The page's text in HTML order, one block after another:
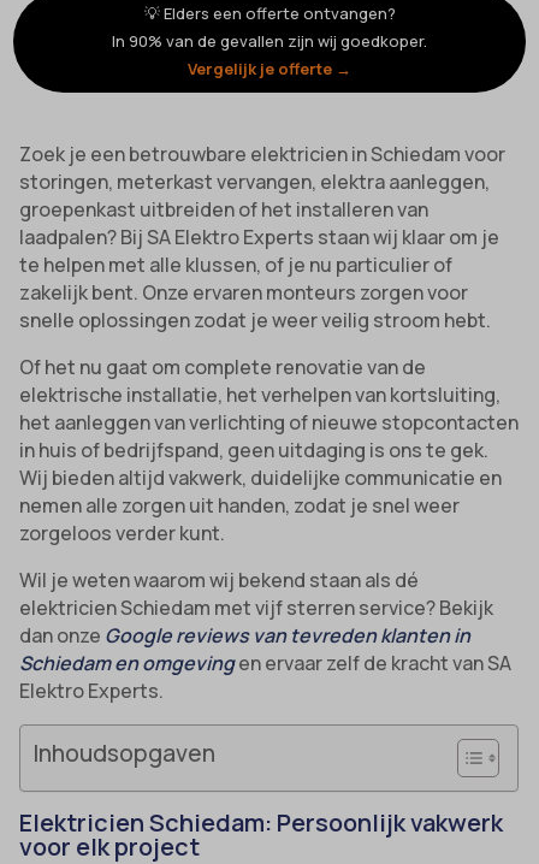
💡 Elders een offerte ontvangen?
In 90% van de gevallen zijn wij goedkoper.
Vergelijk je offerte →
Zoek je een betrouwbare elektricien in Schiedam voor
storingen, meterkast vervangen, elektra aanleggen,
groepenkast uitbreiden of het installeren van
laadpalen? Bij SA Elektro Experts staan wij klaar om je
te helpen met alle klussen, of je nu particulier of
zakelijk bent. Onze ervaren monteurs zorgen voor
snelle oplossingen zodat je weer veilig stroom hebt.
Of het nu gaat om complete renovatie van de
elektrische installatie, het verhelpen van kortsluiting,
het aanleggen van verlichting of nieuwe stopcontacten
in huis of bedrijfspand, geen uitdaging is ons te gek.
Wij bieden altijd vakwerk, duidelijke communicatie en
nemen alle zorgen uit handen, zodat je snel weer
zorgeloos verder kunt.
Wil je weten waarom wij bekend staan als dé
elektricien Schiedam met vijf sterren service? Bekijk
dan onze Google reviews van tevreden klanten in
Schiedam en omgevingen ervaar zelf de kracht van SA
Elektro Experts.
Inhoudsopgaven
Elektricien Schiedam: Persoonlijk vakwerk
voor elk project